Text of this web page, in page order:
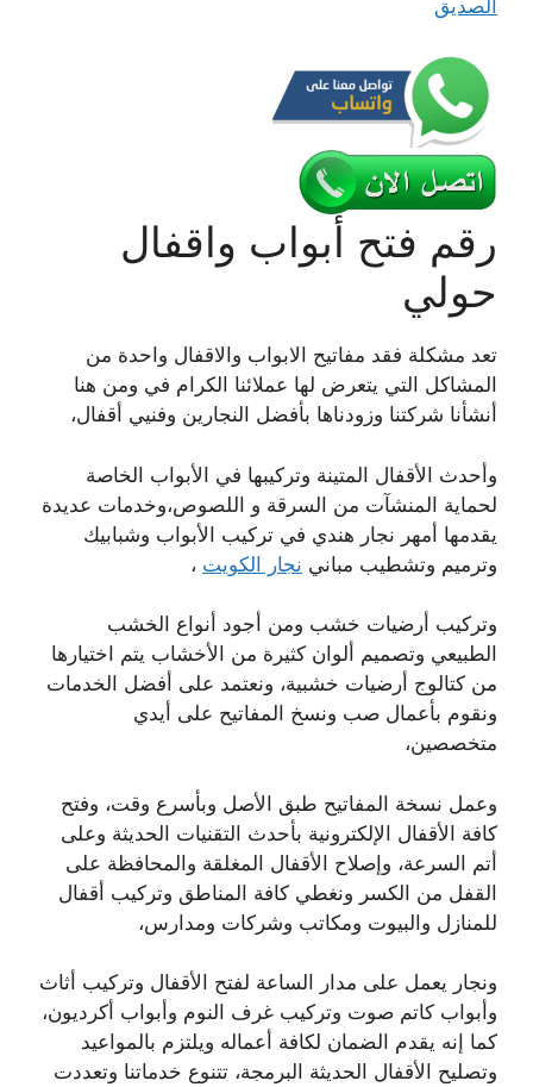
الصديق
رقم فتح أبواب واقفال
حولي
تعد مشكلة فقد مفاتيح الابواب والاقفال واحدة من
المشاكل التي يتعرض لها عملائنا الكرام في ومن هنا
أنشأنا شركتنا وزودناها بأفضل النجارين وفنيي أقفال،
وأحدث الأقفال المتينة وتركيبها في الأبواب الخاصة
لحماية المنشآت من السرقة و اللصوص،وخدمات عديدة
يقدمها أمهر نجار هندي في تركيب الأبواب وشبابيك
وترميم وتشطيب مباني نجار الكويت ،
وتركيب أرضيات خشب ومن أجود أنواع الخشب
الطبيعي وتصميم ألوان كثيرة من الأخشاب يتم اختيارها
من كتالوج أرضيات خشبية، ونعتمد على أفضل الخدمات
ونقوم بأعمال صب ونسخ المفاتيح على أيدي
متخصصين،
وعمل نسخة المفاتيح طبق الأصل وبأسرع وقت، وفتح
كافة الأقفال الإلكترونية بأحدث التقنيات الحديثة وعلى
أتم السرعة، وإصلاح الأقفال المغلقة والمحافظة على
القفل من الكسر ونغطي كافة المناطق وتركيب أقفال
للمنازل والبيوت ومكاتب وشركات ومدارس،
ونجار يعمل على مدار الساعة لفتح الأقفال وتركيب أثاث
وأبواب كاتم صوت وتركيب غرف النوم وأبواب أكرديون،
كما إنه يقدم الضمان لكافة أعماله ويلتزم بالمواعيد
وتصليح الأقفال الحديثة البرمجة، تتنوع خدماتنا وتعددت